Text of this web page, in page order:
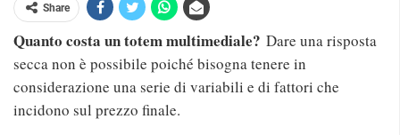
Share
Quanto costa un totem multimediale? Dare una risposta
secca non è possibile poiché bisogna tenere in
considerazione una serie di variabili e di fattori che
incidono sul prezzo finale.